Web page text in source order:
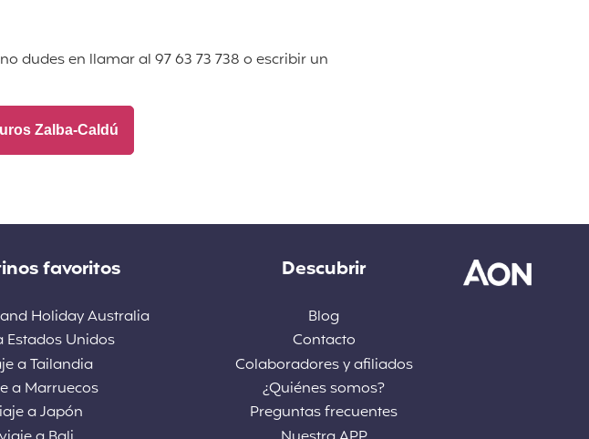
dudes en llamar al 97 63 73 738 o escribir un
Zalba-Caldú
favoritos
Holiday Australia
Estados Unidos
a Tailandia
a Marruecos
a Japón
Descubrir
Blog
Contacto
Colaboradores y afiliados
¿Quiénes somos?
Preguntas frecuentes